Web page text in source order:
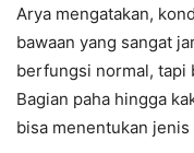
Arya mengatakan,
bawaan yang sangat
berfungsi normal, tapi
Bagian paha hingga
bisa menentukan